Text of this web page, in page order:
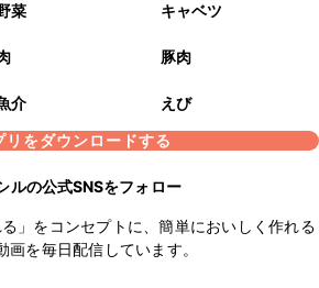
菜 キャベツ
豚肉
介
えび
リをダウンロードする
ルの公式SNSをフォロー
る」をコンセプトに、簡単においしく作れる
画を毎日配信しています。